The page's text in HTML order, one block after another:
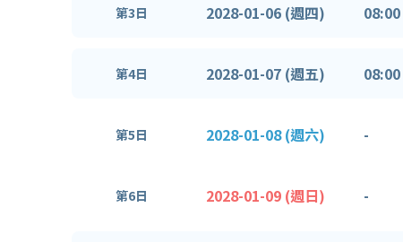
第3日 2028-01-06 (週四) 08:00
第4日 2028-01-07 (週五) 08:00
第5日 2028-01-08 (週六) -
第6日 2028-01-09 (週日) -